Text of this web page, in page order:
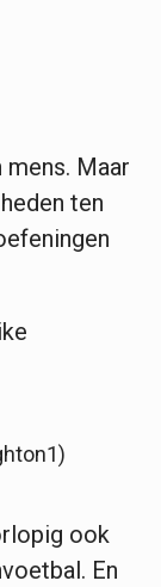
Maar
ten
ook
En